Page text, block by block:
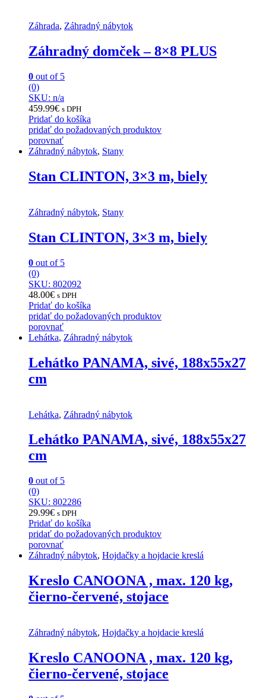
Záhrada, Záhradný nábytok
Záhradný domček – 8×8 PLUS
0 out of 5
(0)
SKU: n/a
459.99€ s DPH
Pridať do košíka
pridať do požadovaných produktov
porovnať
Záhradný nábytok, Stany
Stan CLINTON, 3×3 m, biely
Záhradný nábytok, Stany
Stan CLINTON, 3×3 m, biely
0 out of 5
(0)
SKU: 802092
48.00€ s DPH
Pridať do košíka
pridať do požadovaných produktov
porovnať
Lehátka, Záhradný nábytok
Lehátko PANAMA, sivé, 188x55x27
cm
Lehátka, Záhradný nábytok
Lehátko PANAMA, sivé, 188x55x27
cm
0 out of 5
(0)
SKU: 802286
29.99€ s DPH
Pridať do košíka
pridať do požadovaných produktov
porovnať
Záhradný nábytok, Hojdačky a hojdacie kreslá
Kreslo CANOONA , max. 120 kg,
čierno-červené, stojace
Záhradný nábytok, Hojdačky a hojdacie kreslá
Kreslo CANOONA , max. 120 kg,
čierno-červené, stojace